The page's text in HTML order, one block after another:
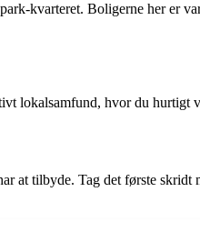
kvarteret. Boligerne her er
lokalsamfund, hvor du hurtigt
at tilbyde. Tag det første